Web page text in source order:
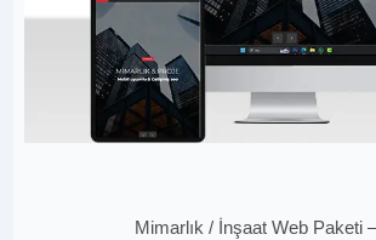
Mimarlık / İnşaat Web Paketi